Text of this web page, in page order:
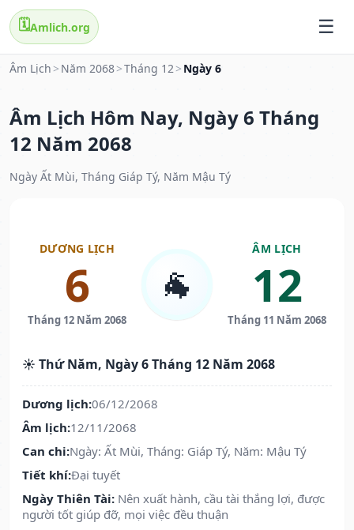
🗓️Amlich.org
Âm Lịch > Năm 2068>Tháng 12> Ngày 6
Âm Lịch Hôm Nay, Ngày 6 Tháng
12 Năm 2068
Ngày Ất Mùi, Tháng Giáp Tý, Năm Mậu Tý
DƯƠNG LỊCH
6
Tháng 12 Năm 2068
🐐
ÂM LỊCH
12
Tháng 11 Năm 2068
☀️ Thứ Năm, Ngày 6 Tháng 12 Năm 2068
Dương lịch:06/12/2068
Âm lịch:12/11/2068
Can chi:Ngày: Ất Mùi, Tháng: Giáp Tý, Năm: Mậu Tý
Tiết khí:Đại tuyết
Ngày Thiên Tài: Nên xuất hành, cầu tài thắng lợi, được
người tốt giúp đỡ, mọi việc đều thuận